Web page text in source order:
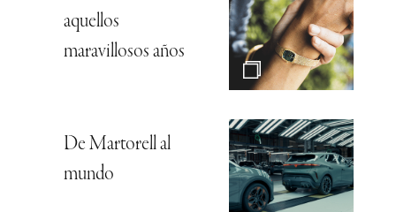
aquellos
maravillosos años
De Martorell al
mundo